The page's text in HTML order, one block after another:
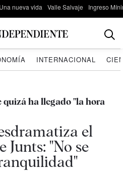
Una nueva vida Valle Salvaje Ingreso
INTERNACIONAL
quizá ha llegado "la hora
el
Junts: "No se